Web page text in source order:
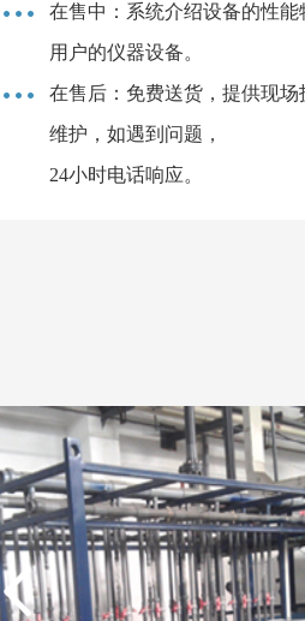
在售中：系统介绍设备的性
用户的仪器设备。
在售后：免费送货，提供现
维护，如遇到问题，
24小时电话响应。